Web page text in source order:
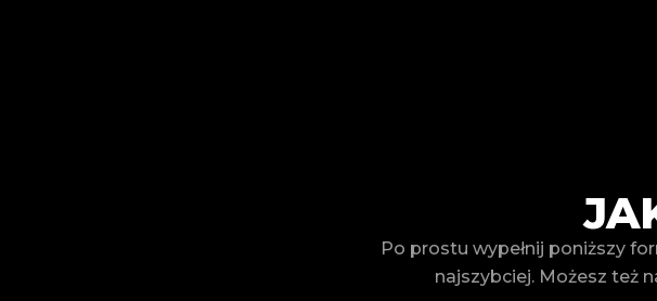
Po prostu wypełnij poniższy
najszybciej. Możesz też